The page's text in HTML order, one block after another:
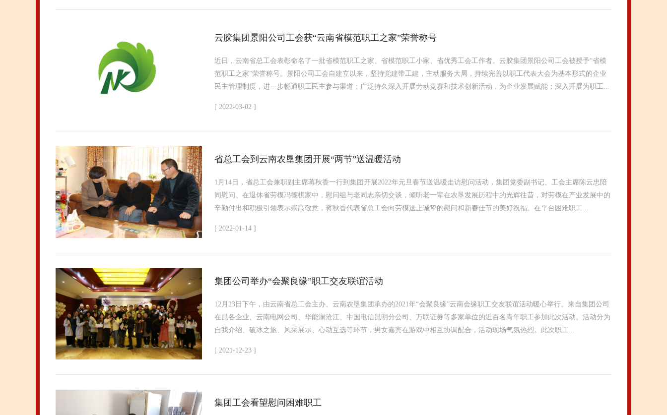
云胶集团景阳公司工会获“云南省模范职工之家”荣誉称号
近日，云南省总工会表彰命名了一批省模范职工之家、省模范职工小家、省优秀工会工作者。云胶集团景阳公司工会被授予“省模
范职工之家”荣誉称号。景阳公司工会自建立以来，坚持党建带工建，主动服务大局，持续完善以职工代表大会为基本形式的企业
民主管理制度，进一步畅通职工民主参与渠道；广泛持久深入开展劳动竞赛和技术创新活动，为企业发展赋能；深入开展为职工...
[ 2022-03-02 ]
省总工会到云南农垦集团开展“两节”送温暖活动
1月14日，省总工会兼职副主席蒋秋香一行到集团开展2022年元旦春节送温暖走访慰问活动，集团党委副书记、工会主席陈云忠陪
同慰问。在退休省劳模冯德棋家中，慰问组与老同志亲切交谈，倾听老一辈在农垦发展历程中的光辉往昔，对劳模在产业发展中的
辛勤付出和积极引领表示崇高敬意，蒋秋香代表省总工会向劳模送上诚挚的慰问和新春佳节的美好祝福。在平台困难职工...
[ 2022-01-14 ]
集团公司举办“会聚良缘”职工交友联谊活动
12月23日下午，由云南省总工会主办、云南农垦集团承办的2021年“会聚良缘”云南会缘职工交友联谊活动暖心举行。来自集团公司
在昆各企业、云南电网公司、华能澜沧江、中国电信昆明分公司、万联证券等多家单位的近百名青年职工参加此次活动。活动分为
自我介绍、破冰之旅、风采展示、心动互选等环节，男女嘉宾在游戏中相互协调配合，活动现场气氛热烈。此次职工...
[ 2021-12-23 ]
集团工会看望慰问困难职工